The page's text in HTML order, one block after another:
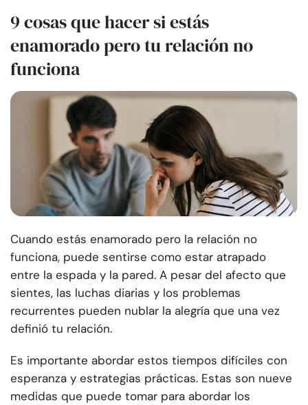
9 cosas que hacer si estás
enamorado pero tu relación no
funciona
Cuando estás enamorado pero la relación no
funciona, puede sentirse como estar atrapado
entre la espada y la pared. A pesar del afecto que
sientes, las luchas diarias y los problemas
recurrentes pueden nublar la alegría que una vez
definió tu relación.
Es importante abordar estos tiempos difíciles con
esperanza y estrategias prácticas. Estas son nueve
medidas que puede tomar para abordar los